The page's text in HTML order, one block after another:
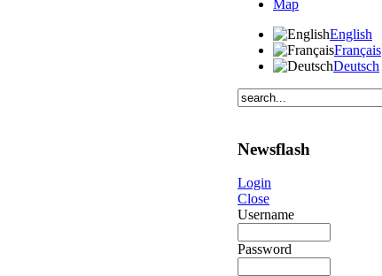
Map
English
Français
Deutsch
Newsflash
Login
Close
Username
Password